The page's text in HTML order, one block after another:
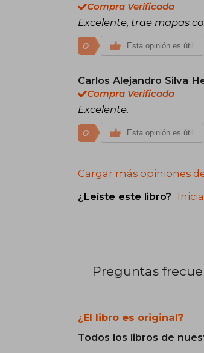
Compra Verificada
Excelente, trae mapas
0 Esta opinión es útil
Carlos Alejandro Silva
Compra Verificada
Excelente.
0 Esta opinión es útil
Cargar más opiniones
¿Leíste este libro?
Preguntas
¿El libro es original?
Todos los libros de